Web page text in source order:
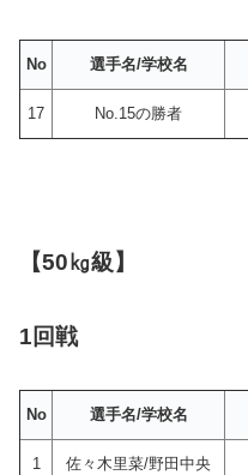
No 選手名/学校名
17 No.15の勝者
【50㎏級】
1回戦
No 選手名/学校名
1 佐々木里菜/野田中央